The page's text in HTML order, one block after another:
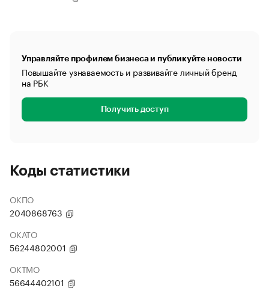
Управляйте профилем бизнеса и публикуйте новости
Повышайте узнаваемость и развивайте личный бренд
на РБК
Получить доступ
Коды статистики
ОКПО
2040868763
ОКАТО
56244802001
ОКТМО
56644402101